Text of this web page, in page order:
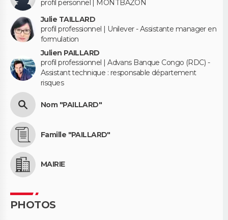
profil personnel | MONTBAZON
Julie TAILLARD
profil professionnel | Unilever - Assistante manager en
formulation
Julien PAILLARD
profil professionnel | Advans Banque Congo (RDC) -
Assistant technique : responsable département
risques
Nom "PAILLARD"
Famille "PAILLARD"
MAIRIE
PHOTOS